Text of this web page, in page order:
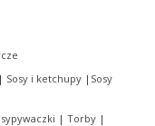
| Sosy i ketchupy | Sosy
| Torby |